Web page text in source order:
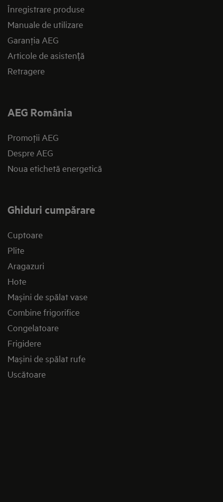
Înregistrare produse
Manuale de utilizare
Garanţia AEG
Articole de asistență
Retragere
AEG România
Promoţii AEG
Despre AEG
Noua etichetă energetică
Ghiduri cumpărare
Cuptoare
Plite
Aragazuri
Hote
Mașini de spălat vase
Combine frigorifice
Congelatoare
Frigidere
Mașini de spălat rufe
Uscătoare